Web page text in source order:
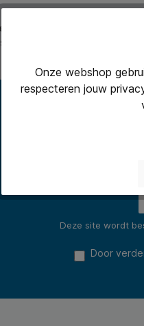
klantenservice
je graag op werkdagen
Deze site wordt
Door
Onze webshop
respecteren jouw